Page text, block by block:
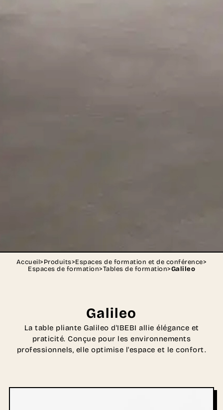
Accueil>Produits>Espaces de formation et de conférence>
Espaces de formation>Tables de formation>Galileo
Galileo
La table pliante Galileo d'IBEBI allie élégance et
praticité. Conçue pour les environnements
professionnels, elle optimise l'espace et le confort.